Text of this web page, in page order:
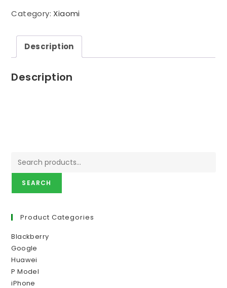
Category: Xiaomi
Description
Description
SEARCH
Product Categories
Blackberry
Google
Huawei
P Model
iPhone